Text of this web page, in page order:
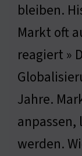
bleiben.
Markt oft
reagiert »
Jahre.
anpassen,
werden.